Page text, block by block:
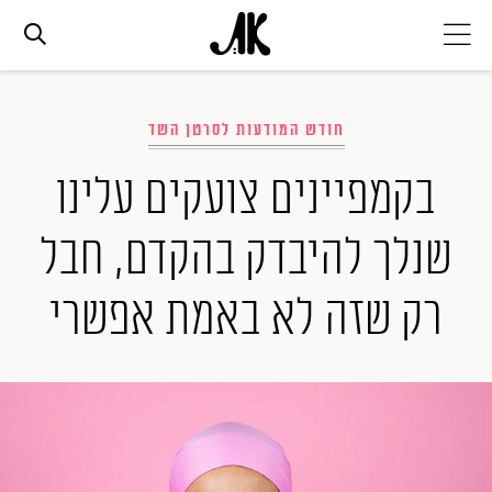
אופנה
ביוטי
סלבס
ערוצים נוספים
המגזין
חודש המודעות לסרטן השד
בקמפיינים צועקים עלינו
שנלך להיבדק בהקדם, חבל
רק שזה לא באמת אפשרי